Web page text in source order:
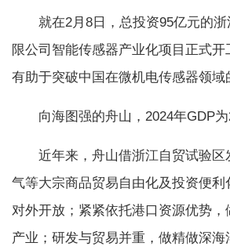
就在2月8日，总投资95亿元的浙
限公司智能传感器产业化项目正式
有助于突破中国在微机电传感器领域
向海图强的舟山，2024年GDP为
近年来，舟山借浙江自贸试验区
气等大宗商品贸易自由化及投资便利
对外开放；紧紧依托港口资源优势
产业；研发与贸易并重，做精做深